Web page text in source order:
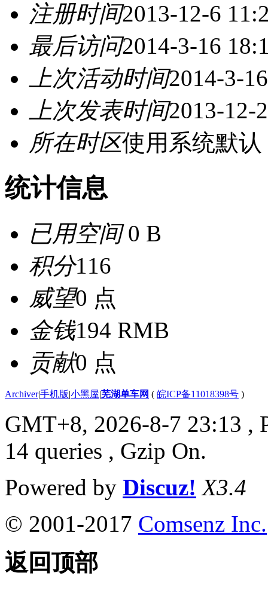
注册时间2013-12-6
最后访问2014-3-16
上次活动时间2014-3-
上次发表时间2013-12-
所在时区使用系统默认
统计信息
已用空间0 B
积分116
威望0 点
金钱194 RMB
贡献0 点
Archiver|手机版|小黑屋|芜湖单车网 ( 皖ICP备11018398号 )
GMT+8, 2026-8-7 23:13 ,
14 queries , Gzip On.
Powered by Discuz! X3.4
© 2001-2017 Comsenz Inc.
返回顶部